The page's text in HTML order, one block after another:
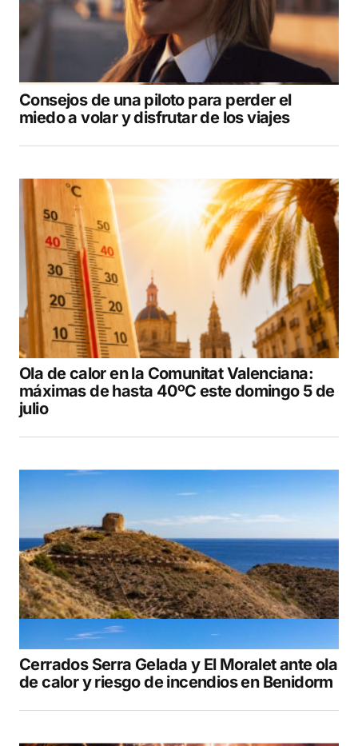
Consejos de una piloto para perder el
miedo a volar y disfrutar de los viajes
Ola de calor en la Comunitat Valenciana:
máximas de hasta 40ºC este domingo 5 de
julio
Cerrados Serra Gelada y El Moralet ante ola
de calor y riesgo de incendios en Benidorm